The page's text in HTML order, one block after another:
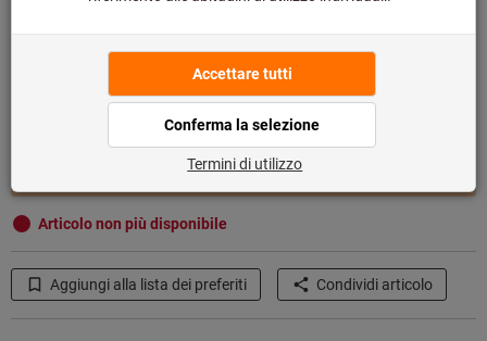
Nel carrello
Articolo non più disponibile
Aggiungi alla lista dei preferiti Condividi articolo